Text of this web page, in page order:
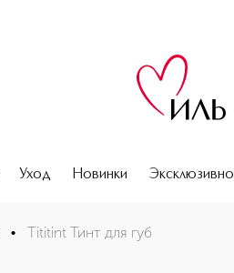
Уход Новинки Эксклюзивно
• Tititint Тинт для губ